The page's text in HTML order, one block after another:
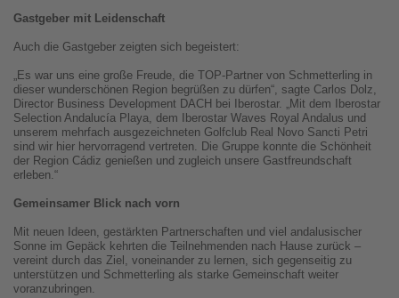
Gastgeber mit Leidenschaft
Auch die Gastgeber zeigten sich begeistert:
„Es war uns eine große Freude, die TOP-Partner von Schmetterling in
dieser wunderschönen Region begrüßen zu dürfen“, sagte Carlos Dolz,
Director Business Development DACH bei Iberostar. „Mit dem Iberostar
Selection Andalucía Playa, dem Iberostar Waves Royal Andalus und
unserem mehrfach ausgezeichneten Golfclub Real Novo Sancti Petri
sind wir hier hervorragend vertreten. Die Gruppe konnte die Schönheit
der Region Cádiz genießen und zugleich unsere Gastfreundschaft
erleben.“
Gemeinsamer Blick nach vorn
Mit neuen Ideen, gestärkten Partnerschaften und viel andalusischer
Sonne im Gepäck kehrten die Teilnehmenden nach Hause zurück –
vereint durch das Ziel, voneinander zu lernen, sich gegenseitig zu
unterstützen und Schmetterling als starke Gemeinschaft weiter
voranzubringen.